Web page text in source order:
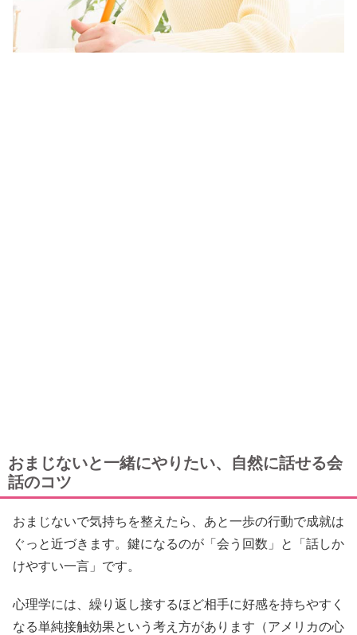
おまじないと一緒にやりたい、自然に話せる会
話のコツ
おまじないで気持ちを整えたら、あと一歩の行動で成就は
ぐっと近づきます。鍵になるのが「会う回数」と「話しか
けやすい一言」です。
心理学には、繰り返し接するほど相手に好感を持ちやすく
なる単純接触効果という考え方があります（アメリカの心